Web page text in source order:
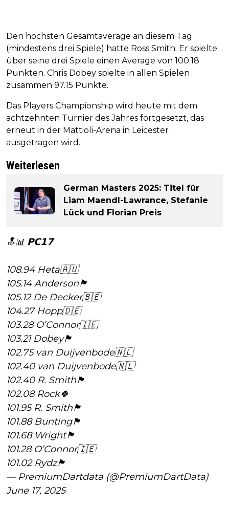
Den höchsten Gesamtaverage an diesem Tag
(mindestens drei Spiele) hatte Ross Smith. Er spielte
über seine drei Spiele einen Average von 100.18
Punkten. Chris Dobey spielte in allen Spielen
zusammen 97.15 Punkte.
Das Players Championship wird heute mit dem
achtzehnten Turnier des Jahres fortgesetzt, das
erneut in der Mattioli-Arena in Leicester
ausgetragen wird.
Weiterlesen
German Masters 2025: Titel für
Liam Maendl-Lawrance, Stefanie
Lück und Florian Preis
🔝📊 𝗣𝗖𝟭𝟳
108.94 Heta🇦🇺
105.14 Anderson🏴󠁧󠁢󠁳󠁣󠁴󠁿
105.12 De Decker🇧🇪
104.27 Hopp🇩🇪
103.28 O’Connor🇮🇪
103.21 Dobey🏴󠁧󠁢󠁥󠁮󠁧󠁿
102.75 van Duijvenbode🇳🇱
102.40 van Duijvenbode🇳🇱
102.40 R. Smith🏴󠁧󠁢󠁥󠁮󠁧󠁿
102.08 Rock🍀
101.95 R. Smith🏴󠁧󠁢󠁥󠁮󠁧󠁿
101.88 Bunting🏴󠁧󠁢󠁥󠁮󠁧󠁿
101.68 Wright🏴󠁧󠁢󠁳󠁣󠁴󠁿
101.28 O’Connor🇮🇪
101.02 Rydz🏴󠁧󠁢󠁥󠁮󠁧󠁿
— PremiumDartdata (@PremiumDartData)
June 17, 2025